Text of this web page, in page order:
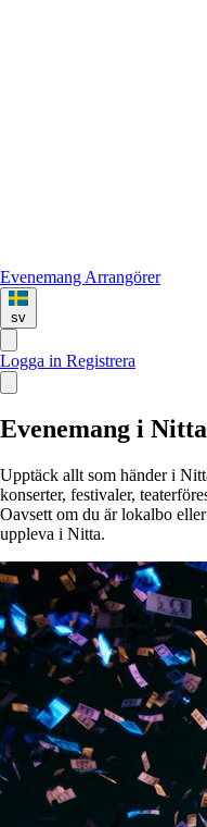
Evenemang Arrangörer
sv
Logga in Registrera
Evenemang i Nitta
Upptäck allt som händer i
konserter, festivaler,
Oavsett om du är lokalbo
uppleva i Nitta.